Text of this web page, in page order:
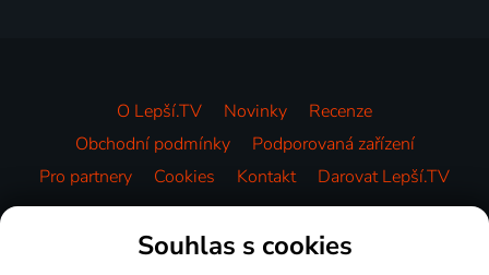
O Lepší.TV Novinky
Recenze
Obchodní podmínky
Podporovaná zařízení
Pro partnery
Cookies Kontakt Darovat Lepší.TV
Videotéka
Souhlas s cookies